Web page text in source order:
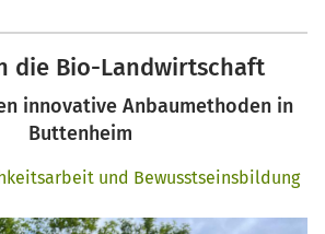
die Bio-Landwirtschaft
innovative Anbaumethoden in
Buttenheim
und Bewusstseinsbildung